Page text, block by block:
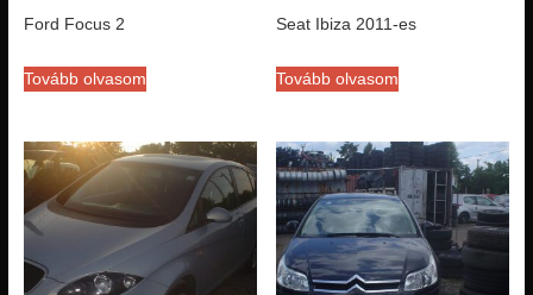
Ford Focus 2
Tovább olvasom
Seat Ibiza 2011-es
Tovább olvasom